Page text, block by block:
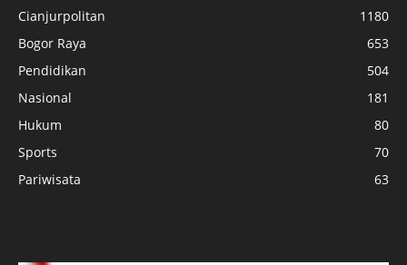
Cianjurpolitan
1180
Bogor Raya
653
Pendidikan
504
Nasional
181
Hukum
80
Sports
70
Pariwisata
63